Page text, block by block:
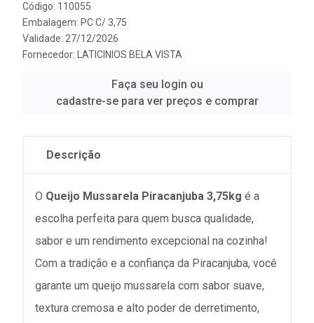
Código: 110055
Embalagem: PC C/ 3,75
Validade: 27/12/2026
Fornecedor:
LATICINIOS BELA VISTA
Faça seu login ou
cadastre-se para ver preços e comprar
Descrição
O Queijo Mussarela Piracanjuba 3,75kg é a
escolha perfeita para quem busca qualidade,
sabor e um rendimento excepcional na cozinha!
Com a tradição e a confiança da Piracanjuba, você
garante um queijo mussarela com sabor suave,
textura cremosa e alto poder de derretimento,